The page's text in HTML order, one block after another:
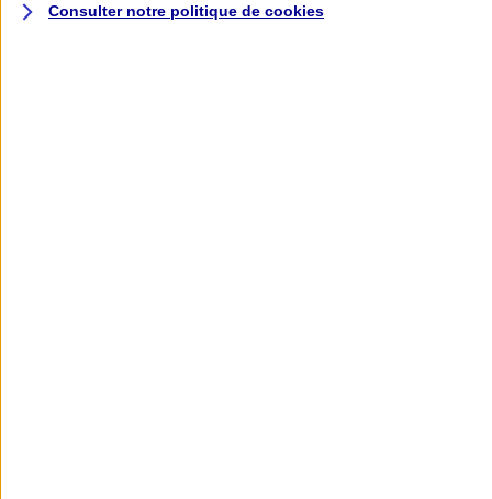
Consulter notre politique de cookies